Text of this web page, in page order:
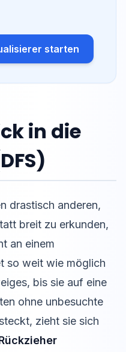
starten
in die
drastisch anderen,
breit zu erkunden,
an einem
so weit wie möglich
bis sie auf eine
ohne unbesuchte
zieht sie sich